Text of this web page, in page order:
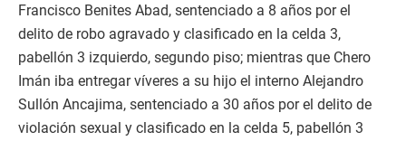
Francisco Benites Abad, sentenciado a 8 años por el
delito de robo agravado y clasificado en la celda 3,
pabellón 3 izquierdo, segundo piso; mientras que Chero
Imán iba entregar víveres a su hijo el interno Alejandro
Sullón Ancajima, sentenciado a 30 años por el delito de
violación sexual y clasificado en la celda 5, pabellón 3